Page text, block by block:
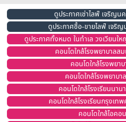
ดูประกาศเช่าไลฟ์ เจริญ
ดูประกาศซื้อ-ขายไลฟ์ เจริ
ดูประกาศทั้งหมด ในทำเล วงเวียน
คอนโดใกล้โรงพยาบาลส
คอนโดใกล้โรงพยา
คอนโดใกล้โรงพยาบ
คอนโดใกล้โรงเรียนนาน
คอนโดใกล้โรงเรียนกรุงเท
คอนโดใกล้ไอคอ